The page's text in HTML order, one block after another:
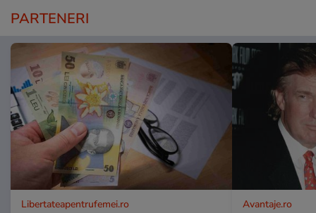
PARTENERI
Libertateapentrufemei.ro Avantaje.ro